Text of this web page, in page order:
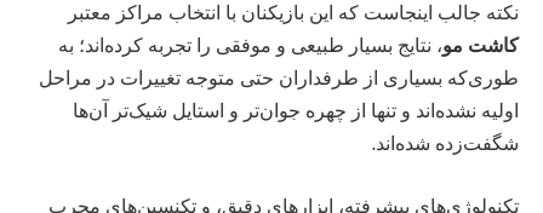
نکته جالب اینجاست که این بازیکنان با انتخاب مراکز معتبر
کاشت مو، نتایج بسیار طبیعی و موفقی را تجربه کرده‌اند؛ به
طوری‌که بسیاری از طرفداران حتی متوجه تغییرات در مراحل
اولیه نشده‌اند و تنها از چهره‌ جوان‌تر و استایل شیک‌تر آن‌ها
شگفت‌زده شده‌اند.
تکنولوژی‌های پیشرفته‌، ابزارهای دقیق، و تکنسین‌های مجرب